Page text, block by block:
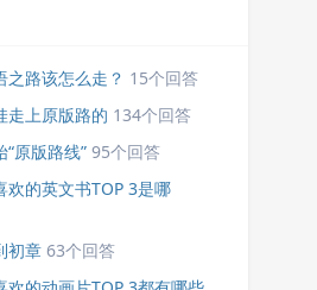
之路该怎么走？ 15个回答
走上原版路的 134个回答
“原版路线” 95个回答
欢的英文书TOP 3是哪
初章 63个回答